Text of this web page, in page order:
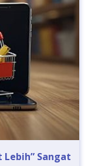
Lebih” Sangat